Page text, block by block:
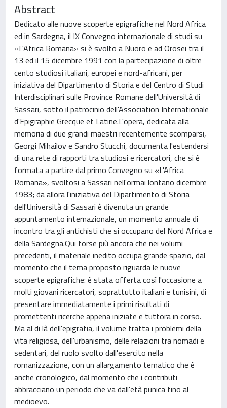
Abstract
Dedicato alle nuove scoperte epigrafiche nel Nord Africa
ed in Sardegna, il IX Convegno internazionale di studi su
«L'Africa Romana» si è svolto a Nuoro e ad Orosei tra il
13 ed il 15 dicembre 1991 con la partecipazione di oltre
cento studiosi italiani, europei e nord-africani, per
iniziativa del Dipartimento di Storia e del Centro di Studi
Interdisciplinari sulle Province Romane dell'Università di
Sassari, sotto il patrocinio dell'Association Internationale
d'Epigraphie Grecque et Latine.L'opera, dedicata alla
memoria di due grandi maestri recentemente scomparsi,
Georgi Mihailov e Sandro Stucchi, documenta l'estendersi
di una rete di rapporti tra studiosi e ricercatori, che si è
formata a partire dal primo Convegno su «L'Africa
Romana», svoltosi a Sassari nell'ormai lontano dicembre
1983; da allora l'iniziativa del Dipartimento di Storia
dell'Università di Sassari è divenuta un grande
appuntamento internazionale, un momento annuale di
incontro tra gli antichisti che si occupano del Nord Africa e
della Sardegna.Qui forse più ancora che nei volumi
precedenti, il materiale inedito occupa grande spazio, dal
momento che il tema proposto riguarda le nuove
scoperte epigrafiche: è stata offerta così l'occasione a
molti giovani ricercatori, soprattutto italiani e tunisini, di
presentare immediatamente i primi risultati di
promettenti ricerche appena iniziate e tuttora in corso.
Ma al di là dell'epigrafia, il volume tratta i problemi della
vita religiosa, dell'urbanismo, delle relazioni tra nomadi e
sedentari, del ruolo svolto dall'esercito nella
romanizzazione, con un allargamento tematico che è
anche cronologico, dal momento che i contributi
abbracciano un periodo che va dall'età punica fino al
medioevo.